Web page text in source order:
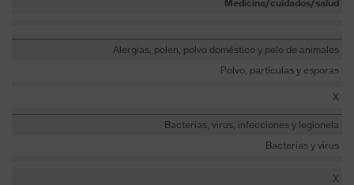
Medicina/cuidados/salud
Alergias, polen, polvo doméstico y pelo de animales
Polvo, partículas y esporas
X
Bacterias, virus, infecciones y legionela
Bacterias y virus
X